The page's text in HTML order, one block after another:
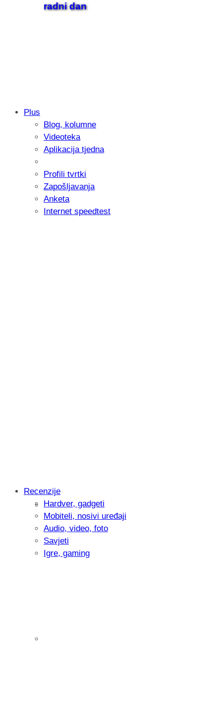
radni dan
Samsung otkrio kako je nastajala
donijelo tanje i izdržljivije preklopne
Plus
Blog, kolumne
Videoteka
Aplikacija tjedna
Profili tvrtki
Zapošljavanja
Anketa
Internet speedtest
Intervju: Goran Jović, fotograf -
Recenzije
Hardver, gadgeti
Mobiteli, nosivi uređaji
Audio, video, foto
Savjeti
Igre, gaming